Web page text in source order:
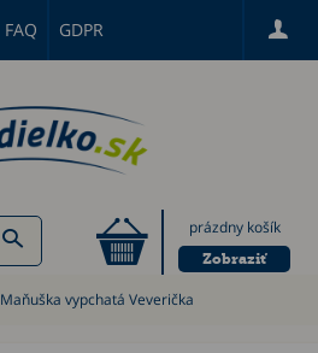
FAQ GDPR
prázdny košík
Zobraziť
Maňuška vypchatá Veverička